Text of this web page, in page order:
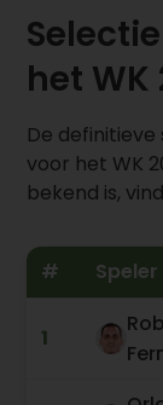
het WK
De
voor het WK
bekend is,
# Speler
1